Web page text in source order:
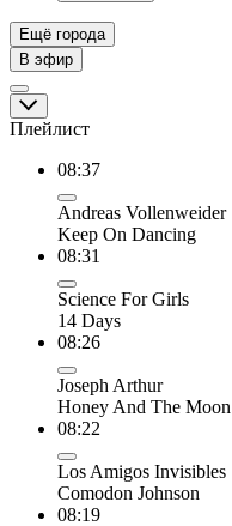
Ещё города
В эфир
Плейлист
08:37
Andreas Vollenweider
Keep On Dancing
08:31
Science For Girls
14 Days
08:26
Joseph Arthur
Honey And The Moon
08:22
Los Amigos Invisibles
Comodon Johnson
08:19